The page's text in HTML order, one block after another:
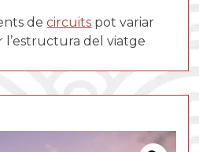
decircuits pot variar
l’estructura del viatge